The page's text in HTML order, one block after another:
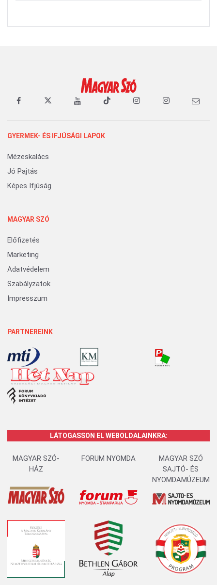
GYERMEK- ÉS IFJÚSÁGI LAPOK
Mézeskalács
Jó Pajtás
Képes Ifjúság
MAGYAR SZÓ
Előfizetés
Marketing
Adatvédelem
Szabályzatok
Impresszum
PARTNEREINK
LÁTOGASSON EL WEBOLDALAINKRA:
MAGYAR SZÓ-
HÁZ
FORUM NYOMDA
MAGYAR SZÓ
SAJTÓ- ÉS
NYOMDAMÚZEUM